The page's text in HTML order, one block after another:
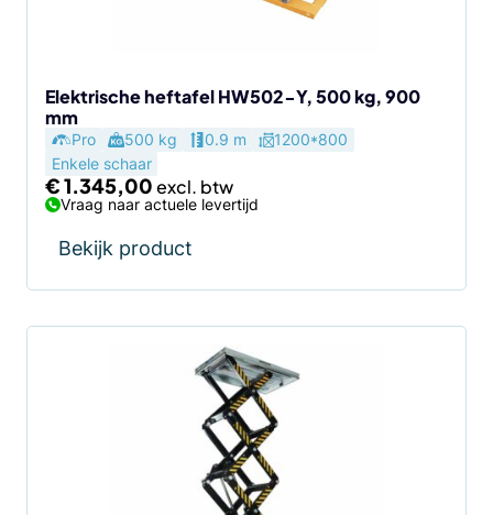
Elektrische heftafel HW502-Y, 500 kg, 900
mm
Pro 500 kg 0.9 m
1200*800
Enkele schaar
€1.345,00
Vraag naar actuele levertijd
Bekijk product